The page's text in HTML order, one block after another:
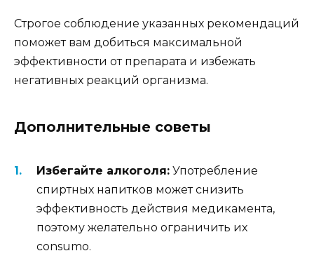
Строгое соблюдение указанных рекомендаций
поможет вам добиться максимальной
эффективности от препарата и избежать
негативных реакций организма.
Дополнительные советы
Избегайте алкоголя: Употребление
спиртных напитков может снизить
эффективность действия медикамента,
поэтому желательно ограничить их
consumo.